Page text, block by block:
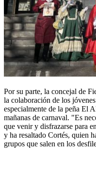
Por su parte, la concejal de
la colaboración de los
especialmente de la peña El
mañanas de carnaval. "Es
que venir y disfrazarse para
y ha resaltado Cortés, quien
grupos que salen en los